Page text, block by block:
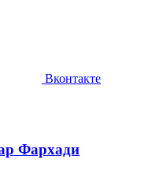
Вконтакте
Фархади